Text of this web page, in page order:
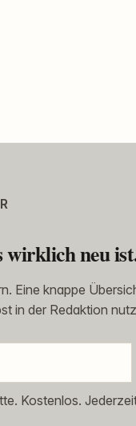
wirklich neu
Eine knappe
in der Redaktion
Kostenlos.